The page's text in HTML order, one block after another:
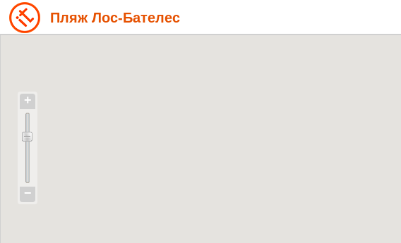
Пляж Лос-Бателес
+
−